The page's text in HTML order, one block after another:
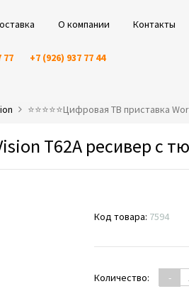
О компании Контакты
77 +7 (926) 937 77 44
⭐️⭐️⭐️⭐️⭐️Цифровая ТВ приставка
T62A ресивер с
Код товара: 7594
Количество: -